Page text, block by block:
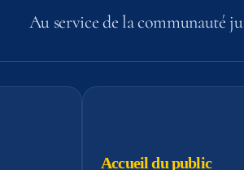
Au service de la communauté
Accueil du public